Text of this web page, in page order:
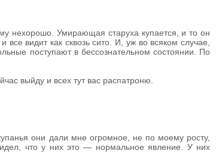
нехорошо. Умирающая старуха купается, и то он
видит как сквозь сито. И, уж во всяком случае,
поступают в бессознательном состоянии. По
выйду и всех тут вас распатроню.
они дали мне огромное, не по моему росту,
что у них это — нормальное явление. У них